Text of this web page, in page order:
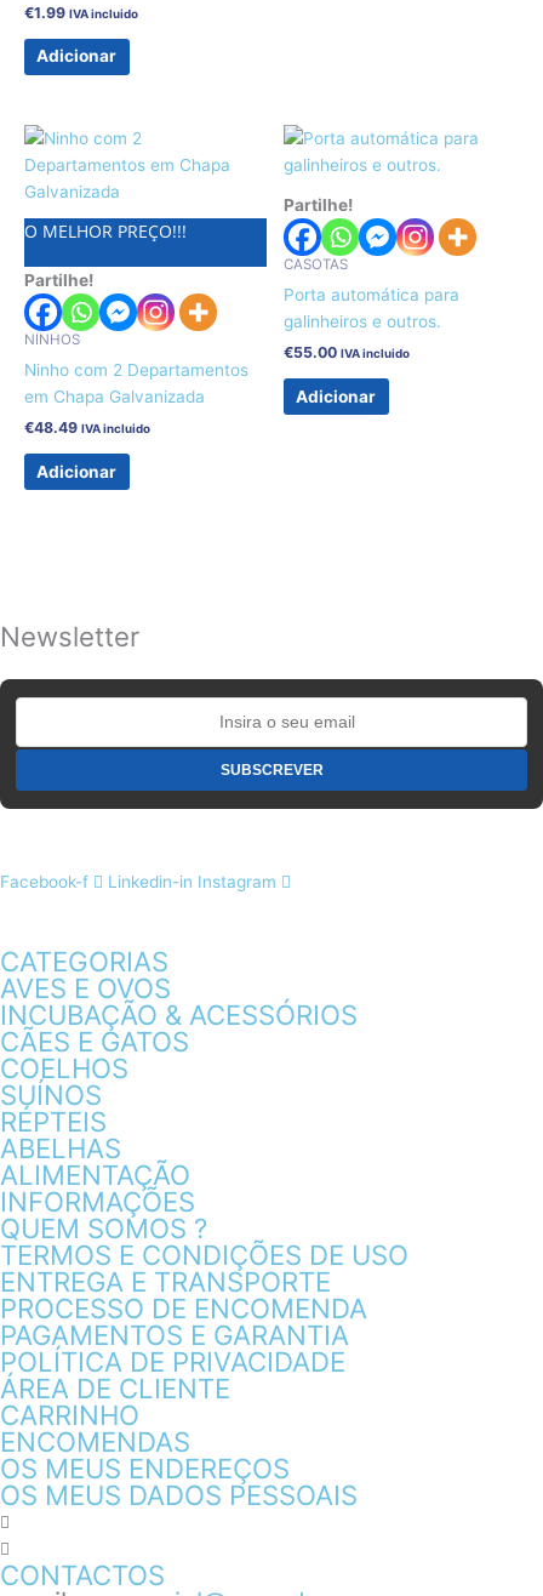
€1.99 IVA incluido
Adicionar
O MELHOR PREÇO!!!
Partilhe!
NINHOS
Ninho com 2 Departamentos
em Chapa Galvanizada
€48.49 IVA incluido
Adicionar
Partilhe!
CASOTAS
Porta automática para
galinheiros e outros.
€55.00 IVA incluido
Adicionar
Newsletter
Facebook-f Linkedin-in Instagram
CATEGORIAS
AVES E OVOS
INCUBAÇÃO & ACESSÓRIOS
CÃES E GATOS
COELHOS
SUÍNOS
RÉPTEIS
ABELHAS
ALIMENTAÇÃO
INFORMAÇÕES
QUEM SOMOS ?
TERMOS E CONDIÇÕES DE USO
ENTREGA E TRANSPORTE
PROCESSO DE ENCOMENDA
PAGAMENTOS E GARANTIA
POLÍTICA DE PRIVACIDADE
ÁREA DE CLIENTE
CARRINHO
ENCOMENDAS
OS MEUS ENDEREÇOS
OS MEUS DADOS PESSOAIS
CONTACTOS